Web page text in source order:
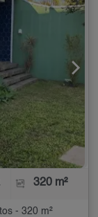
320 m²
- 320 m²